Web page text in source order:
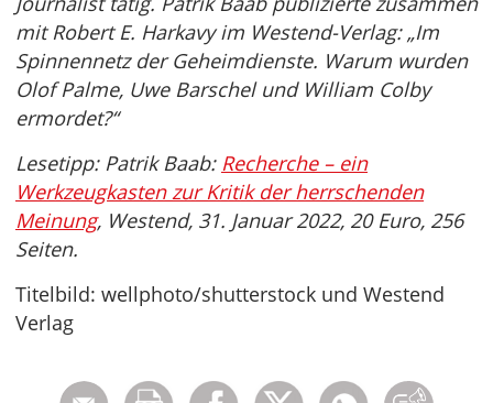
mit Robert E. Harkavy im Westend-Verlag: „Im
Spinnennetz der Geheimdienste. Warum wurden
Olof Palme, Uwe Barschel und William Colby
ermordet?“
Lesetipp: Patrik Baab: Recherche – ein
Werkzeugkasten zur Kritik der herrschenden
Meinung, Westend, 31. Januar 2022, 20 Euro, 256
Seiten.
Titelbild: wellphoto/shutterstock und Westend
Verlag